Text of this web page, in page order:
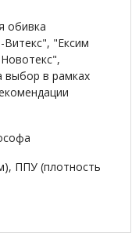
обивка
"Ексим
выбор в рамках
ППУ (плотность